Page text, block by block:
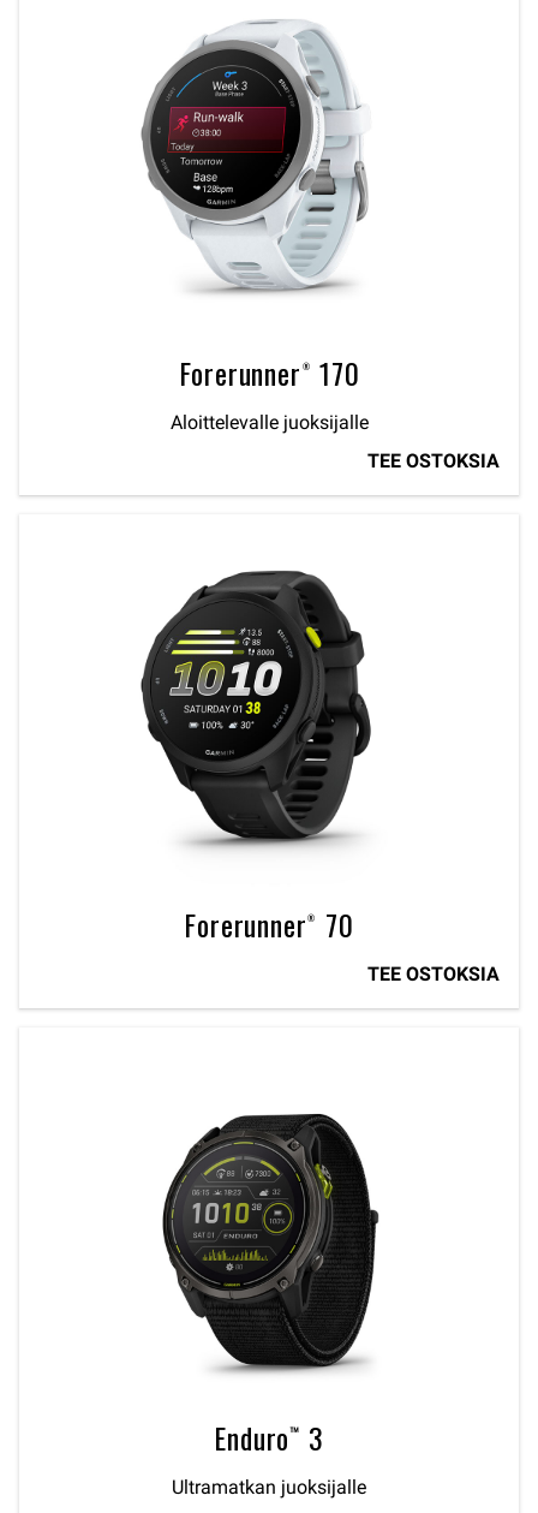
Forerunner® 170
Aloittelevalle juoksijalle
TEE OSTOKSIA
Forerunner® 70
TEE OSTOKSIA
Enduro™ 3
Ultramatkan juoksijalle